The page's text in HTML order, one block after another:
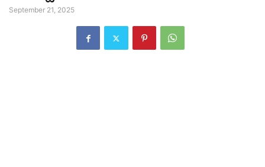
September 21, 2025